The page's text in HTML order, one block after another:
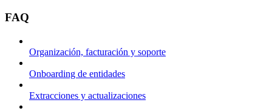
FAQ
Organización, facturación y soporte
Onboarding de entidades
Extracciones y actualizaciones